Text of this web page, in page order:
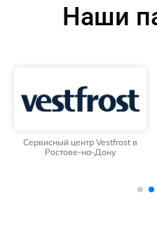
Наши
Сервисный центр Vestfrost в
Ростове-на-Дону